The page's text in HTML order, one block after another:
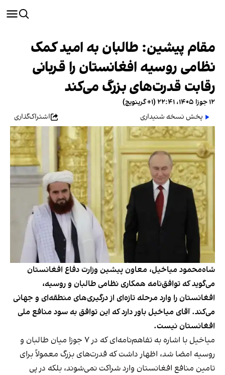
مقام پیشین: طالبان به امید کمک
نظامی روسیه افغانستان را قربانی
رقابت قدرت‌های بزرگ می‌کند
۱۲ جوزا ۱۴۰۵، ۲۲:۴۱ (‎+۱ گرینویچ)
پخش نسخه شنیداری
اشتراک‌گذاری
شاه‌محمود میاخیل، معاون پیشین وزارت دفاع افغانستان
می‌گوید که توافق‌نامه همکاری نظامی طالبان و روسیه،
افغانستان را وارد مرحله تازه‌ای از درگیری‌های منطقه‌ای و جهانی
می‌کند. آقای میاخیل باور دارد که این توافق به سود منافع ملی
افغانستان نیست.
میاخیل با اشاره به تفاهم‌نامه‌ای که در ۷ جوزا میان طالبان و
روسیه امضا شد، اظهار داشت که قدرت‌های بزرگ معمولاً برای
تامین منافع افغانستان وارد شراکت نمی‌شوند، بلکه در پی